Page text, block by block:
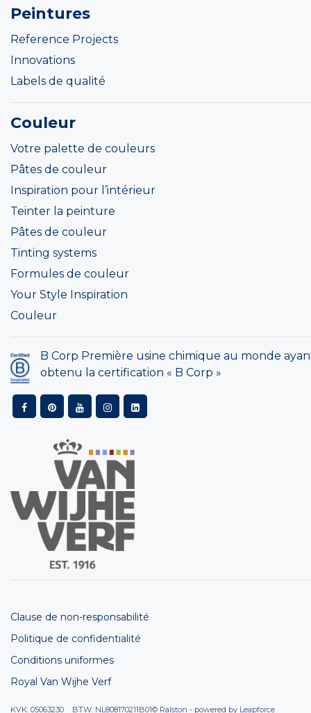
Peintures
Reference Projects
Innovations
Labels de qualité
Couleur
Votre palette de couleurs
Pâtes de couleur
Inspiration pour l’intérieur
Teinter la peinture
Pâtes de couleur
Tinting systems
Formules de couleur
Your Style Inspiration
Couleur
B Corp Première usine chimique au monde
obtenu la certification « B Corp »
Clause de non-responsabilité
Politique de confidentialité
Conditions uniformes
Royal Van Wijhe Verf
KVK: 05063230 BTW: NL808170211B01© Ralston - powered by Leapforce